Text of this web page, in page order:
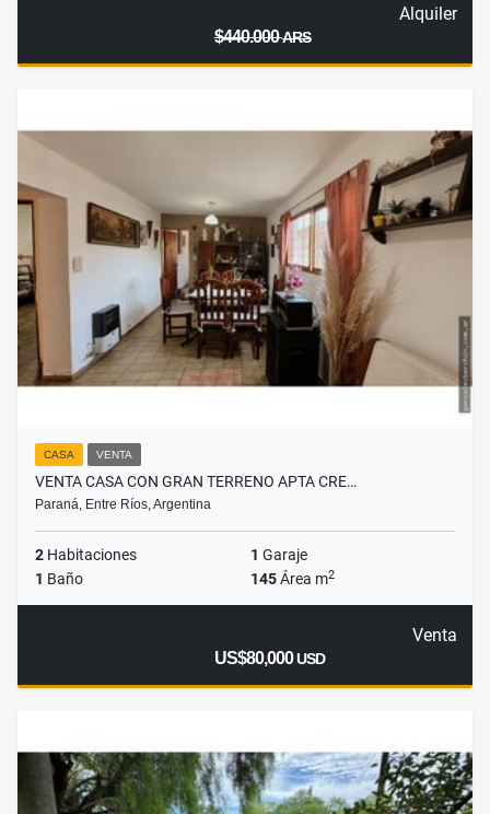
Alquiler
$440.000ARS
CASA VENTA
VENTA CASA CON GRAN TERRENO APTA CRE…
Paraná, Entre Ríos, Argentina
2 Habitaciones 1 Garaje
1 Baño 145Área m2
Venta
US$80,000USD